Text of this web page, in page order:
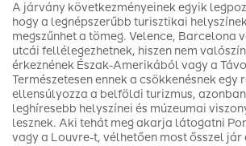
A járvány következményeinek egyik
hogy a legnépszerűbb turisztikai
megszűnhet a tömeg. Velence, Barcelona
utcái fellélegezhetnek, hiszen nem
érkeznének Észak-Amerikából vagy a
Természetesen ennek a csökkenésnek egy
ellensúlyozza a belföldi turizmus,
leghíresebb helyszínei és múzeumai
lesznek. Aki tehát meg akarja látogatni
vagy a Louvre-t, vélhetően most ősszel jár